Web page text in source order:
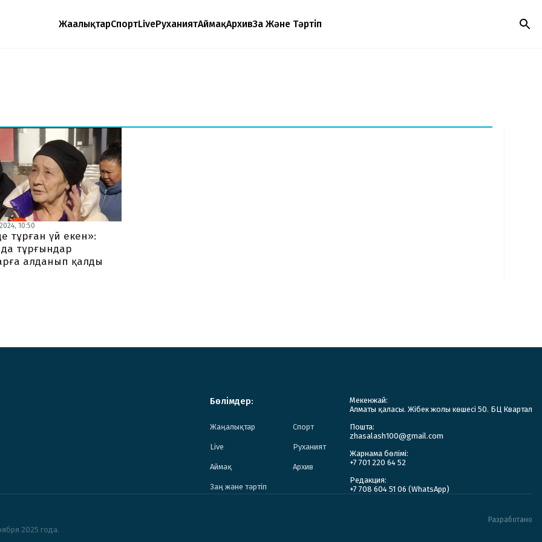
ЖаңалықтарСпортLiveРуханиятАймақАрхивЗаң Және Тәртіп
10:50
тұрған үй екен»:
тұрғындар
алданып қалды
Бөлімдер:
Жаңалықтар Спорт
Live Руханият
Аймақ Архив
Заң және тәртіп
Мекенжай:
Алматы қаласы. Жібек жолы көшесі 50. БЦ Квартал
Пошта:
zhasalash100@gmail.com
Жарнама бөлімі:
+7 701 220 64 52
Редакция:
+7 708 604 51 06 (WhatsApp)
2025 года.
Разработано